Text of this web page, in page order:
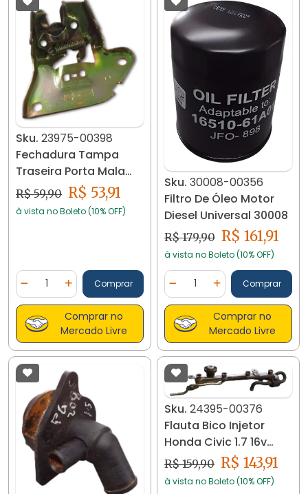
Sku. 23975-00398
Fechadura Tampa
Traseira Porta Mala
Celta 01 A 06 23975
R$ 59,90 R$ 53,91
à vista no Boleto (10% OFF)
Diminuir Quantidade
Quantidade
Adicionar Quantidade
Comprar
Comprar no
Mercado Livre
Sku. 30008-00356
Filtro De Óleo Motor
Diesel Universal 30008
R$ 179,90 R$ 161,91
à vista no Boleto (10% OFF)
Diminuir Quantidade
Quantidade
AdicionarComprar
Comprar no
Mercado Livre
Sku. 24395-00376
Flauta Bico Injetor
Honda Civic 1.7 16v
2001... 24395
R$ 159,90 R$ 143,91
à vista no Boleto (10% OFF)